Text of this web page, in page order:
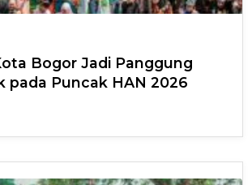
Bogor Jadi Panggung
pada Puncak HAN 2026